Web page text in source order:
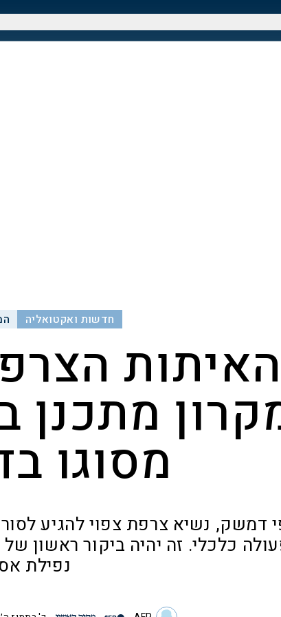
חדשות ואקטואליה
האיתות
מתכנן
מסוגו
דמשק, נשיא צרפת צפוי להגיע
כלכלי. זה יהיה ביקור ראשון
נפילת